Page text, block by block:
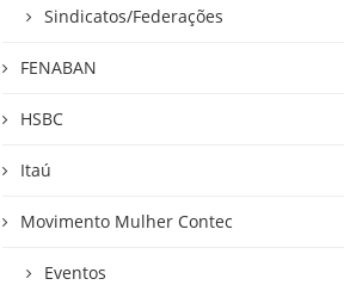
Sindicatos/Federações
FENABAN
HSBC
Itaú
Movimento Mulher Contec
Eventos